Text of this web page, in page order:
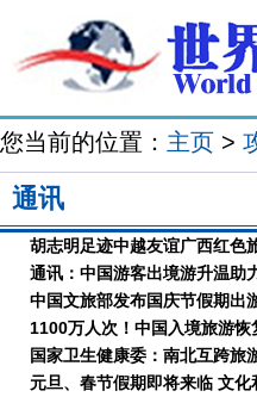
您当前的位置： 主页 >
通讯
胡志明足迹中越友谊广西红色
通讯：中国游客出境游升温助
中国文旅部发布国庆节假期出
1100万人次！中国入境旅游
国家卫生健康委：南北互跨旅
元旦、春节假期即将来临 文